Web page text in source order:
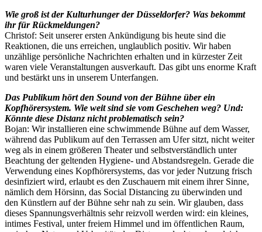
Wie groß ist der Kulturhunger der Düsseldorfer? Was bekommt
ihr für Rückmeldungen?
Christof: Seit unserer ersten Ankündigung bis heute sind die
Reaktionen, die uns erreichen, unglaublich positiv. Wir haben
unzählige persönliche Nachrichten erhalten und in kürzester Zeit
waren viele Veranstaltungen ausverkauft. Das gibt uns enorme Kraft
und bestärkt uns in unserem Unterfangen.
Das Publikum hört den Sound von der Bühne über ein
Kopfhörersystem. Wie weit sind sie vom Geschehen weg? Und:
Könnte diese Distanz nicht problematisch sein?
Bojan: Wir installieren eine schwimmende Bühne auf dem Wasser,
während das Publikum auf den Terrassen am Ufer sitzt, nicht weiter
weg als in einem größeren Theater und selbstverständlich unter
Beachtung der geltenden Hygiene- und Abstandsregeln. Gerade die
Verwendung eines Kopfhörersystems, das vor jeder Nutzung frisch
desinfiziert wird, erlaubt es den Zuschauern mit einem ihrer Sinne,
nämlich dem Hörsinn, das Social Distancing zu überwinden und
den Künstlern auf der Bühne sehr nah zu sein. Wir glauben, dass
dieses Spannungsverhältnis sehr reizvoll werden wird: ein kleines,
intimes Festival, unter freiem Himmel und im öffentlichen Raum,